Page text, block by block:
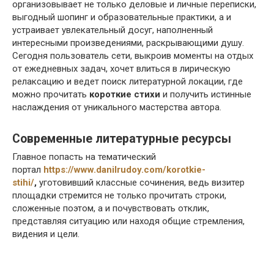
организовывает не только деловые и личные переписки,
выгодный шопинг и образовательные практики, а и
устраивает увлекательный досуг, наполненный
интересными произведениями, раскрывающими душу.
Сегодня пользователь сети, выкроив моменты на отдых
от ежедневных задач, хочет влиться в лирическую
релаксацию и ведет поиск литературной локации, где
можно прочитать короткие стихи и получить истинные
наслаждения от уникального мастерства автора.
Современные литературные ресурсы
Главное попасть на тематический
портал https://www.danilrudoy.com/korotkie-
stihi/, уготовивший классные сочинения, ведь визитер
площадки стремится не только прочитать строки,
сложенные поэтом, а и почувствовать отклик,
представляя ситуацию или находя общие стремления,
видения и цели.